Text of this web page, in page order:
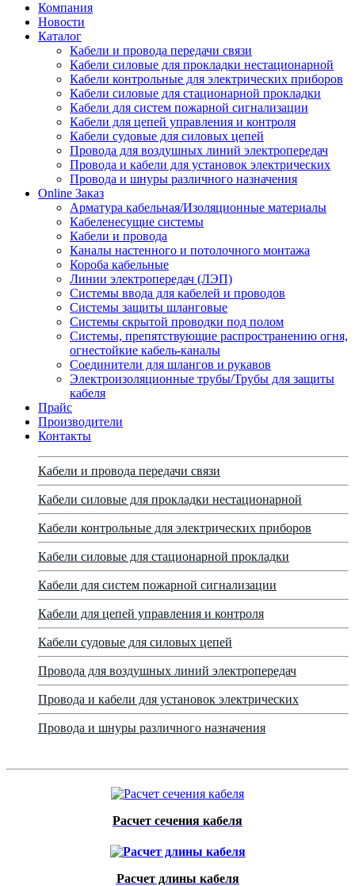
Компания
Новости
Каталог
Кабели и провода передачи связи
Кабели силовые для прокладки нестационарной
Кабели контрольные для электрических приборов
Кабели силовые для стационарной прокладки
Кабели для систем пожарной сигнализации
Кабели для цепей управления и контроля
Кабели судовые для силовых цепей
Провода для воздушных линий электропередач
Провода и кабели для установок электрических
Провода и шнуры различного назначения
Online Заказ
Арматура кабельная/Изоляционные материалы
Кабеленесущие системы
Кабели и провода
Каналы настенного и потолочного монтажа
Короба кабельные
Линии электропередач (ЛЭП)
Системы ввода для кабелей и проводов
Системы защиты шланговые
Системы скрытой проводки под полом
Системы, препятствующие распространению огня,
огнестойкие кабель-каналы
Соединители для шлангов и рукавов
Электроизоляционные трубы/Трубы для защиты
кабеля
Прайс
Производители
Контакты
Кабели и провода передачи связи
Кабели силовые для прокладки нестационарной
Кабели контрольные для электрических приборов
Кабели силовые для стационарной прокладки
Кабели для систем пожарной сигнализации
Кабели для цепей управления и контроля
Кабели судовые для силовых цепей
Провода для воздушных линий электропередач
Провода и кабели для установок электрических
Провода и шнуры различного назначения
Расчет сечения кабеля
Расчет длины кабеля